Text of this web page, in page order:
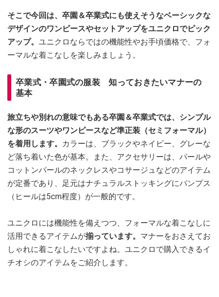
そこで今回は、卒園＆卒業式にも使えそうなベーシックな
デザインのワンピースやセットアップをユニクロでピック
アップ。 ユニクロならではの機能性やお手頃価格で、フォ
ーマルな着こなしを楽しみましょう。
卒業式・卒園式の服装 知っておきたいマナーの
基本
旅立ちや別れの意味でもある卒園＆卒業式では、シンプル
な形のスーツやワンピースなど準正装（セミフォーマル）
を着用します。
カラーは、ブラックやネイビー、グレーな
ど落ち着いた色が基本。また、アクセサリーは、パールや
コットンパールのネックレスやコサージュなどのアイテム
が定番であり、足元はナチュラルストッキングにパンプス
（ヒールは5cm程度）が一般的です。
ユニクロには機能性を備えつつ、フォーマルな着こなしに
活用できるアイテムが揃っています。 マナーをおさえてお
しゃれに着こなしたいですよね。ユニクロで購入できるイ
チオシのアイテムをご紹介します。